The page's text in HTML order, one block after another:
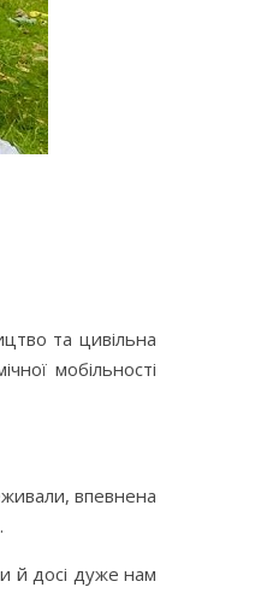
та цивільна
мобільності
впевнена
й досі дуже нам